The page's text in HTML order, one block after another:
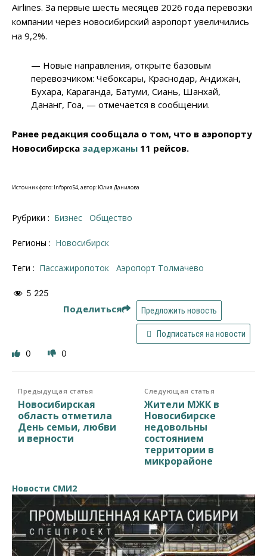
Airlines. За первые шесть месяцев 2026 года перевозки
компании через новосибирский аэропорт увеличились
на 9,2%.
— Новые направления, открыте базовым
перевозчиком: Чебоксары, Краснодар, Андижан,
Бухара, Караганда, Батуми, Сиань, Шанхай,
Дананг, Гоа, — отмечается в сообщении.
Ранее редакция сообщала о том, что в аэропорту
Новосибирска задержаны 11 рейсов.
Источник фото: Infopro54, автор: Юлия Данилова
Рубрики : Бизнес Общество
Регионы : Новосибирск
Теги : пассажиропоток Аэропорт Толмачево
5 225
Поделиться Предложить новость
Подписаться на новости
0 0
Предыдущая статья
Новосибирская
область отметила
День семьи, любви
и верности
Следующая статья
Жители МЖК в
Новосибирске
недовольны
состоянием
территории в
микрорайоне
Новости СМИ2